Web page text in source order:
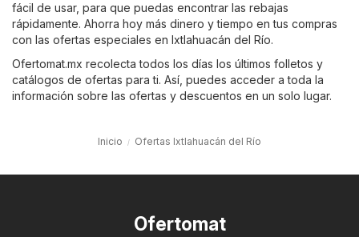
fácil de usar, para que puedas encontrar las rebajas
rápidamente. Ahorra hoy más dinero y tiempo en tus compras
con las ofertas especiales en Ixtlahuacán del Río.
Ofertomat.mx recolecta todos los días los últimos folletos y
catálogos de ofertas para ti. Así, puedes acceder a toda la
información sobre las ofertas y descuentos en un solo lugar.
Inicio Ofertas Ixtlahuacán del Río
Ofertomat